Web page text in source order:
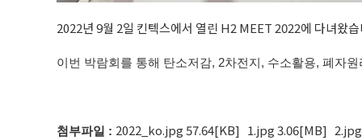
2022년 9월 2일 킨텍스에서 열린 H2 MEET 2022에 다녀왔
이번 박람회를 통해 탄소저감, 2차전지, 수소활용, 폐자
첨부파일 : 2022_ko.jpg 57.64[KB] 1.jpg 3.06[MB]